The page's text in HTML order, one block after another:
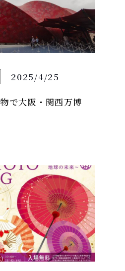
2025/4/25
で大阪・関西万博